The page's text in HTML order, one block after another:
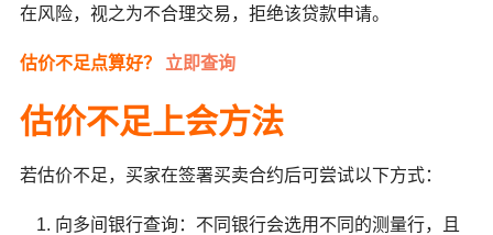
在风险，视之为不合理交易，拒绝该贷款申请。
估价不足点算好？ 立即查询
估价不足上会方法
若估价不足，买家在签署买卖合约后可尝试以下方式：
向多间银行查询：不同银行会选用不同的测量行，且